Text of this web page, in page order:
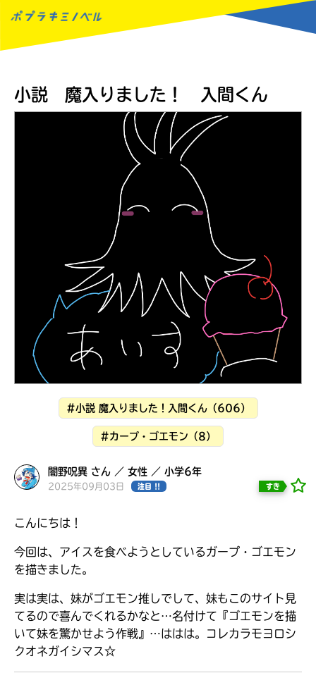
みんなとおしゃべり
小説 魔入りました！ 入間くん
#小説 魔入りました！入間くん（606）
#カープ・ゴエモン（8）
闇野呪異 さん ／ 女性 ／ 小学6年
2025年09月03日 注目 !! すき
こんにちは！
今回は、アイスを食べようとしているガープ・ゴエモン
を描きました。
実は実は、妹がゴエモン推しでして、妹もこのサイト見
てるので喜んでくれるかなと…名付けて『ゴエモンを描
いて妹を驚かせよう作戦』…ははは。コレカラモヨロシ
クオネガイシマス☆